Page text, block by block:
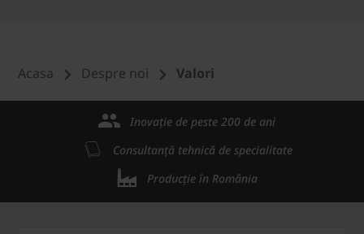
Acasa Despre noi Valori
Inovație de peste 200 de ani
Consultanță tehnică de specialitate
Producție în România